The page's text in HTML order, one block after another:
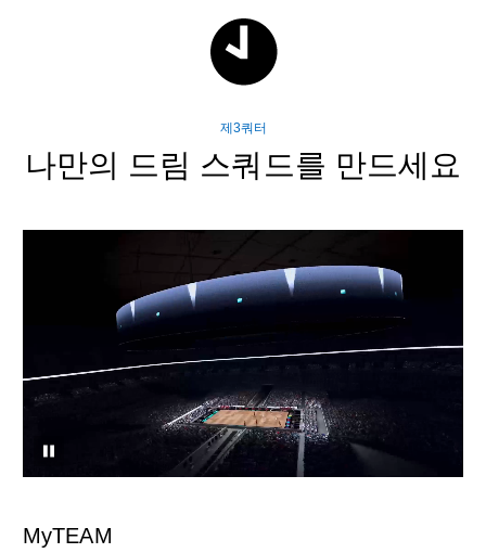
제3쿼터
나만의 드림 스쿼드를 만드세요
MyTEAM